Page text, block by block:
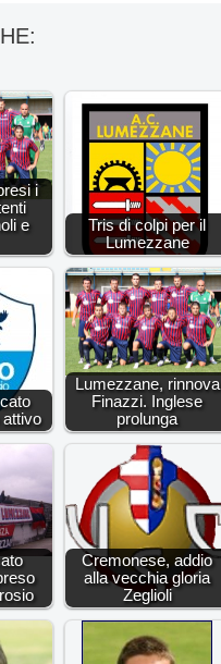
i
e
Tris di colpi per il
Lumezzane
Lumezzane, rinnova
Finazzi. Inglese
prolunga
Cremonese, addio
alla vecchia gloria
Zeglioli